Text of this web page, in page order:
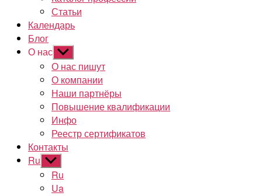
Статьи
Календарь
Блог
О нас Показывать
подменю
О нас пишут
О компании
Наши партнёры
Повышение квалификации
Инфо
Реестр сертификатов
Контакты
Ru Показывать
подменю
Ru
Ua